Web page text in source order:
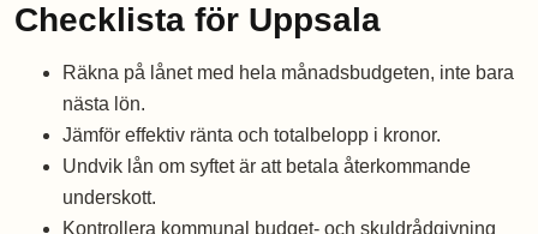
Checklista för Uppsala
Räkna på lånet med hela månadsbudgeten, inte bara
nästa lön.
Jämför effektiv ränta och totalbelopp i kronor.
Undvik lån om syftet är att betala återkommande
underskott.
Kontrollera kommunal budget- och skuldrådgivning